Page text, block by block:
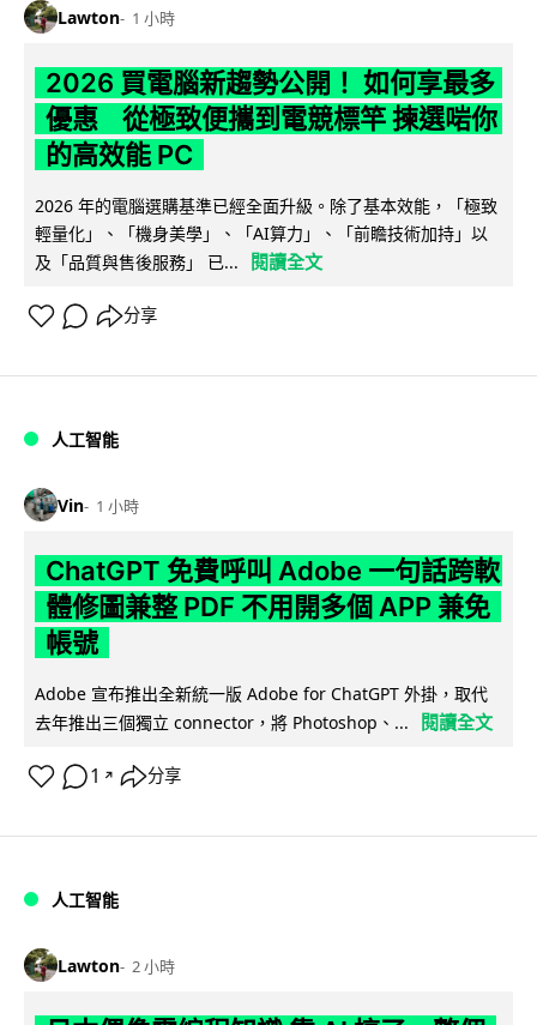
Lawton 1 小時
2026 買電腦新趨勢公開！ 如何享最多
優惠 從極致便攜到電競標竿 揀選啱你
的高效能 PC
2026 年的電腦選購基準已經全面升級。除了基本效能，「極致
輕量化」、「機身美學」、「AI算力」、「前瞻技術加持」以
及「品質與售後服務」 已...
閱讀全文
分享
人工智能
Vin 1 小時
ChatGPT 免費呼叫 Adobe 一句話跨軟
體修圖兼整 PDF 不用開多個 APP 兼免
帳號
Adobe 宣布推出全新統一版 Adobe for ChatGPT 外掛，取代
去年推出三個獨立 connector，將 Photoshop、...
閱讀全文
1 ↗ 分享
人工智能
Lawton 2 小時